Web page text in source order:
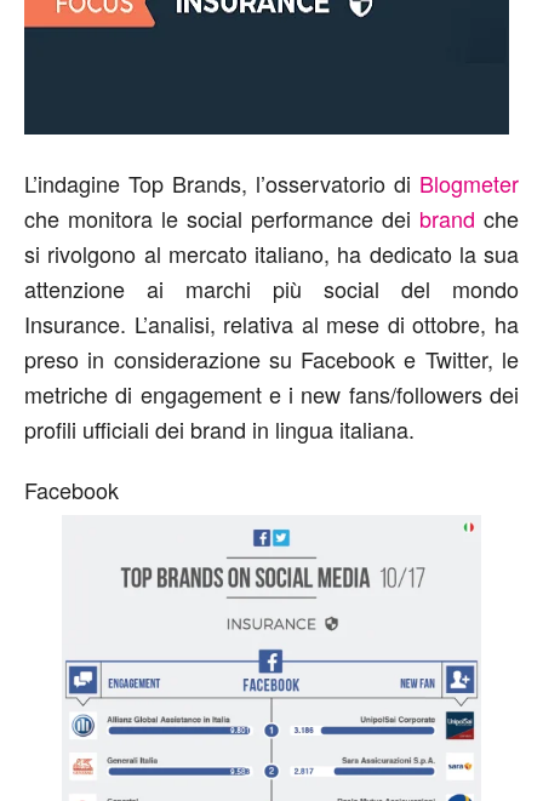
L’indagine Top Brands, l’osservatorio di Blogmeter
che monitora le social performance dei brand che
si rivolgono al mercato italiano, ha dedicato la sua
attenzione ai marchi più social del mondo
Insurance. L’analisi, relativa al mese di ottobre, ha
preso in considerazione su Facebook e Twitter, le
metriche di engagement e i new fans/followers dei
profili ufficiali dei brand in lingua italiana.
Facebook